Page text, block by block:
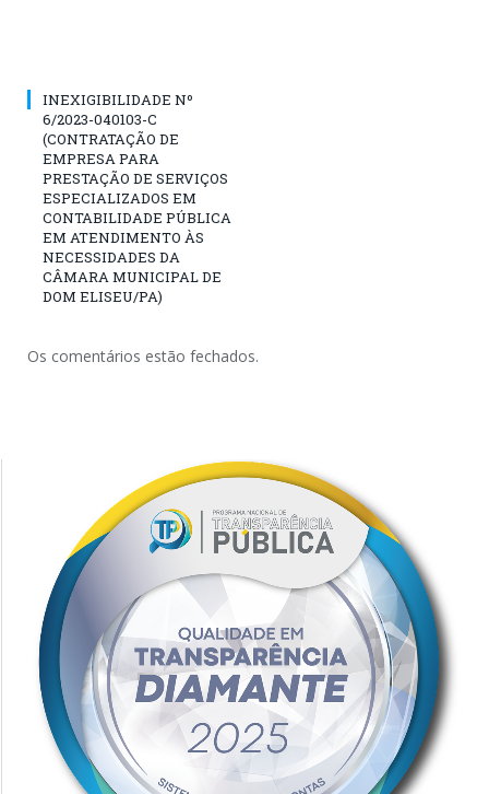
INEXIGIBILIDADE Nº
6/2023-040103-C
(CONTRATAÇÃO DE
EMPRESA PARA
PRESTAÇÃO DE SERVIÇOS
ESPECIALIZADOS EM
CONTABILIDADE PÚBLICA
EM ATENDIMENTO ÀS
NECESSIDADES DA
CÂMARA MUNICIPAL DE
DOM ELISEU/PA)
Os comentários estão fechados.